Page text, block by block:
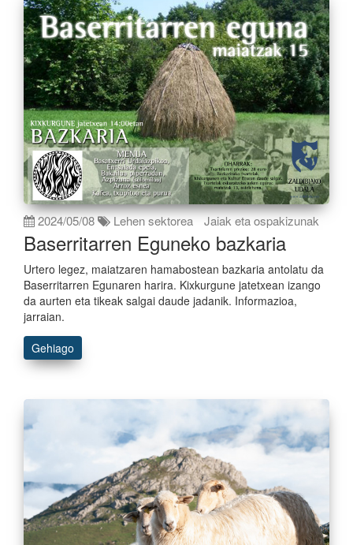
2024/05/08 Lehen sektorea Jaiak eta ospakizunak
Baserritarren Eguneko bazkaria
Urtero legez, maiatzaren hamabostean bazkaria antolatu da
Baserritarren Egunaren harira. Kixkurgune jatetxean izango
da aurten eta tikeak salgai daude jadanik. Informazioa,
jarraian.
Gehiago